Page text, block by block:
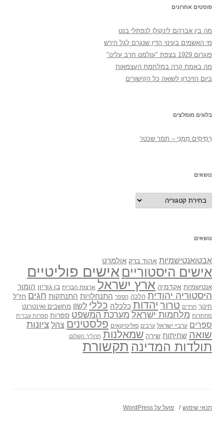
פוסטים אחרונים
מה בין אברהם לינקולן לנפתלי בנט
מי האשמים בעינוי הדין שנגרם לגל הירש
פוגרום 1929 בצפת "עולמנו חרב עלינו"
מה באמת קרה במלחמת העצמאות
ביום הזיכרון לשואה כל הקישורים
בלוגים מומלצים
רְסִיסִים מִמֶנִי – תמר שכטר
נושאים
נושאים
נושאים
אבטואנטישמיות אהוד ברק אולמרט
אישים היסטורייםאישים פוליטיים
אנטישמיות אקדמיה ארץ ישראל ארצות הברית בן גוריון הומור
היסטוריה יהודית הלכה הספר התנחלויות התנתקות חגים חז"ל
חינוך חרדים טרוריהדות כלכלה כללי לשון מחשבים ואינטרנט
מחתרות מלחמות ישראל מערכת המשפט ספרות ספרות עברית
ספרים ערביי ישראל ערבים פוליטיקאים פלסטינים צהל ציונות
שואה שחיתות שירה שמאלנות תהליך השלום
תולדות המדינהתקשורת
תנאי שימוש פועל על WordPress